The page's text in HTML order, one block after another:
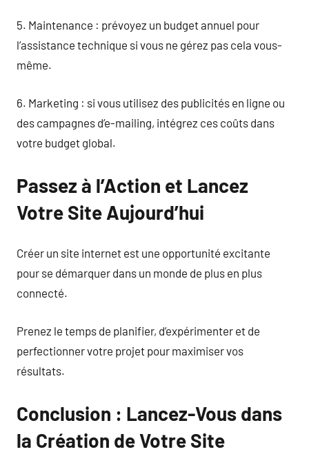
5. Maintenance : prévoyez un budget annuel pour
l’assistance technique si vous ne gérez pas cela vous-
même.
6. Marketing : si vous utilisez des publicités en ligne ou
des campagnes d’e-mailing, intégrez ces coûts dans
votre budget global.
Passez à l’Action et Lancez
Votre Site Aujourd’hui
Créer un site internet est une opportunité excitante
pour se démarquer dans un monde de plus en plus
connecté.
Prenez le temps de planifier, d’expérimenter et de
perfectionner votre projet pour maximiser vos
résultats.
Conclusion : Lancez-Vous dans
la Création de Votre Site